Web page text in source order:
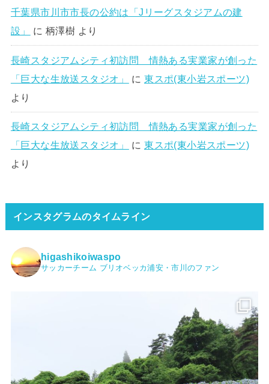
千葉県市川市市長の公約は「Jリーグスタジアムの建
設」
に 柄澤樹 より
長崎スタジアムシティ初訪問 情熱ある実業家が創った
「巨大な生放送スタジオ」
に東スポ(東小岩スポーツ)
より
長崎スタジアムシティ初訪問 情熱ある実業家が創った
「巨大な生放送スタジオ」
に東スポ(東小岩スポーツ)
より
インスタグラムのタイムライン
higashikoiwaspo
サッカーチーム ブリオベッカ浦安・市川のファン